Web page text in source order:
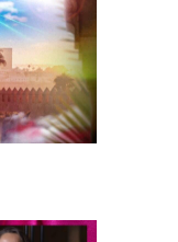
: ALICE